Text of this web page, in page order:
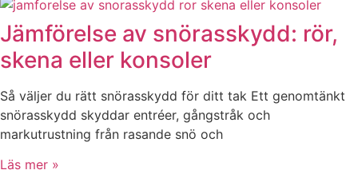
Jämförelse av snörasskydd: rör,
skena eller konsoler
Så väljer du rätt snörasskydd för ditt tak Ett genomtänkt
snörasskydd skyddar entréer, gångstråk och
markutrustning från rasande snö och
Läs mer »